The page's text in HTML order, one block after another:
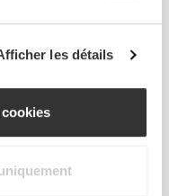
les détails